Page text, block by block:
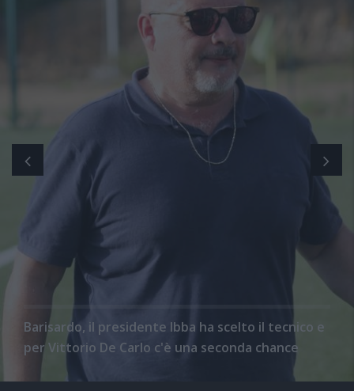
Barisardo, il presidente Ibba ha scelto il tecnico e
per Vittorio De Carlo c'è una seconda chance